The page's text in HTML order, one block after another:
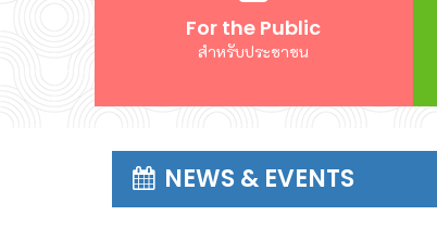
For the Public
สำหรับประชาชน
NEWS & EVENTS